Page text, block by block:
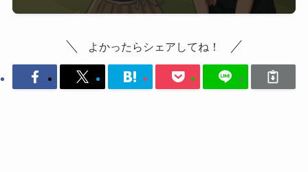
よかったらシェアしてね！